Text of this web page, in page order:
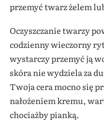
przemyć twarz żelem
Oczyszczanie twarzy
codzienny wieczorny
wystarczy przemyć ją
skóra nie wydziela za
Twoja cera mocno się
nałożeniem kremu,
chociażby pianką.